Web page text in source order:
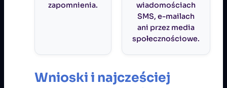
zapomnienia.
wiadomościach
SMS, e-mailach
ani przez media
społecznościowe.
Wnioski i najcześciej